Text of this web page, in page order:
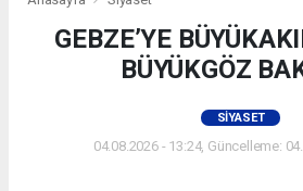
GEBZE’YE
BÜYÜKGÖZ
SIYASET
04.08.2026 - 13:24, Güncelleme: